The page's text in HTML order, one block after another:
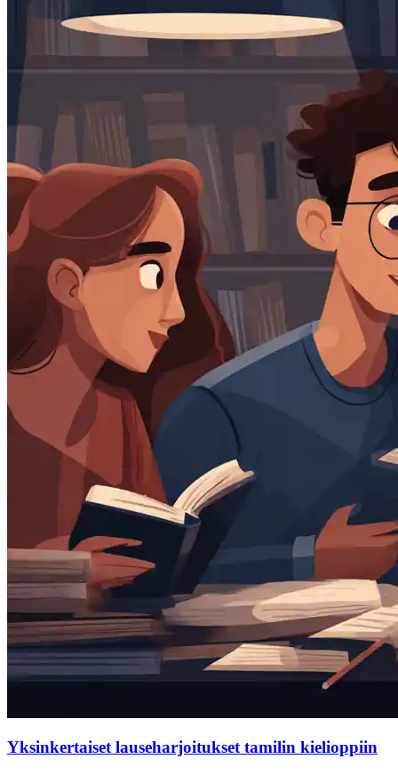
Yksinkertaiset lauseharjoitukset tamilin kielioppiin